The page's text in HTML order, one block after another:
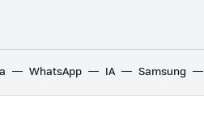
WhatsApp IA Samsung